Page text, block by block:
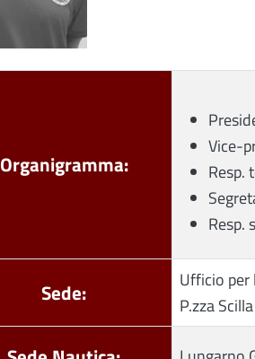
Organigramma:
Vice-
Resp.
Resp.
Sede:
Ufficio
P.zza